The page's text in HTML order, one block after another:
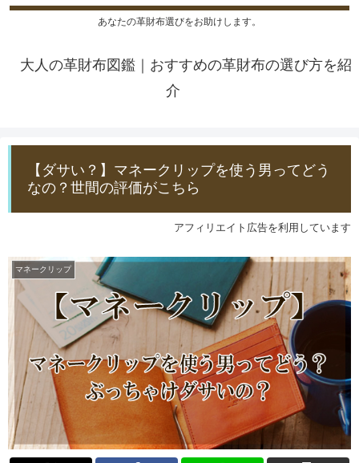
あなたの革財布選びをお助けします。
大人の革財布図鑑｜おすすめの革財布の選び方を紹
介
【ダサい？】マネークリップを使う男ってどう
なの？世間の評価がこちら
アフィリエイト広告を利用しています
マネークリップ